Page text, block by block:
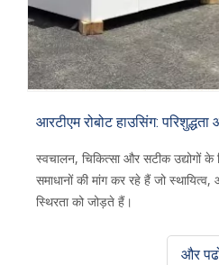
स्वचालन, चिकित्सा और सटीक उद्योगों के
समाधानों की मांग कर रहे हैं जो
स्थिरता को जोड़ते हैं।
और